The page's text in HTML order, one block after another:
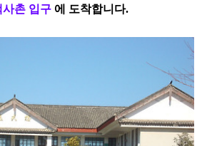
사촌 입구 에 도착합니다.